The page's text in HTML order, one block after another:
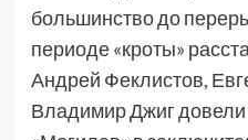
большинство до
периоде «кроты»
Андрей Феклистов,
Владимир Джиг довели